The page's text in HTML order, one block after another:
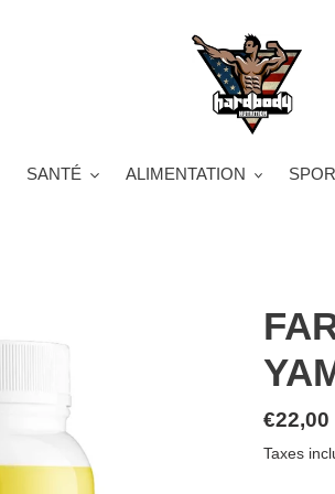
SANTÉ ALIMENTATION
Prix
normal
€22,00
Taxes